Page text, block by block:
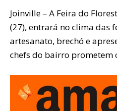
Joinville – A Feira do
(27), entrará no clima das
artesanato, brechó e
chefs do bairro prometem